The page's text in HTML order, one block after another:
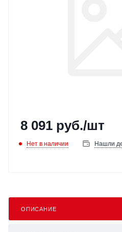
8 091 руб./шт
Нет в наличии Нашли
ОПИСАНИЕ